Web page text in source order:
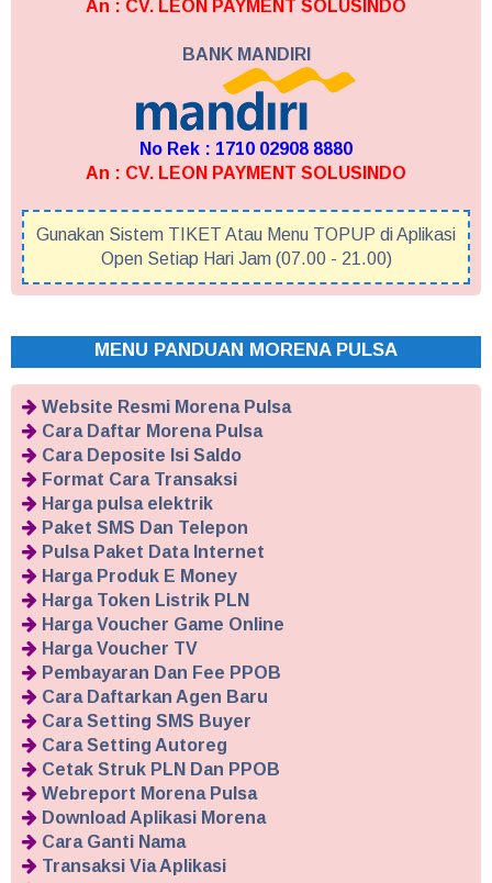
An : CV. LEON PAYMENT SOLUSINDO
BANK MANDIRI
No Rek : 1710 02908 8880
An : CV. LEON PAYMENT SOLUSINDO
Gunakan Sistem TIKET Atau Menu TOPUP di Aplikasi
Open Setiap Hari Jam (07.00 - 21.00)
MENU PANDUAN MORENA PULSA
Website Resmi Morena Pulsa
Cara Daftar Morena Pulsa
Cara Deposite Isi Saldo
Format Cara Transaksi
Harga pulsa elektrik
Paket SMS Dan Telepon
Pulsa Paket Data Internet
Harga Produk E Money
Harga Token Listrik PLN
Harga Voucher Game Online
Harga Voucher TV
Pembayaran Dan Fee PPOB
Cara Daftarkan Agen Baru
Cara Setting SMS Buyer
Cara Setting Autoreg
Cetak Struk PLN Dan PPOB
Webreport Morena Pulsa
Download Aplikasi Morena
Cara Ganti Nama
Transaksi Via Aplikasi